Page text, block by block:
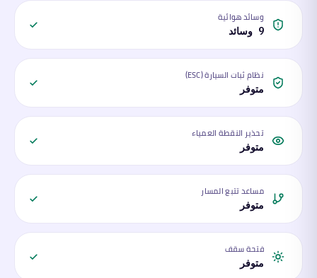
وسائد هوائية
9 وسائد
نظام ثبات السيارة (ESC)
متوفر
تحذير النقطة العمياء
متوفر
مساعد تتبع المسار
متوفر
فتحة سقف
متوفر